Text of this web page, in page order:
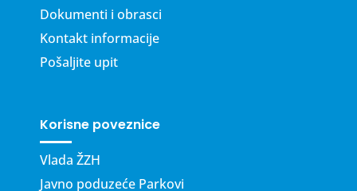
Dokumenti i obrasci
Kontakt informacije
Pošaljite upit
Korisne poveznice
Vlada ŽZH
Javno poduzeće Parkovi